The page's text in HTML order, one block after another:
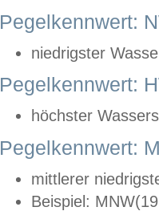
Pegelkennwert:
niedrigster
Pegelkennwert:
höchster
Pegelkennwert:
mittlerer
Beispiel: